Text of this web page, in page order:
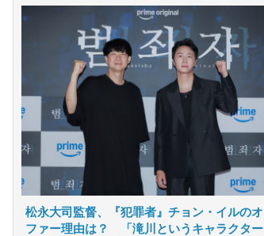
松永大司監督、『犯罪者』チョン・イルのオ
ファー理由は？ 「滝川というキャラクター